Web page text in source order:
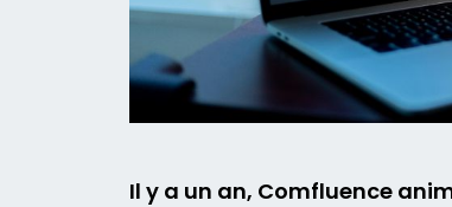
Il y a un an, Comfluence